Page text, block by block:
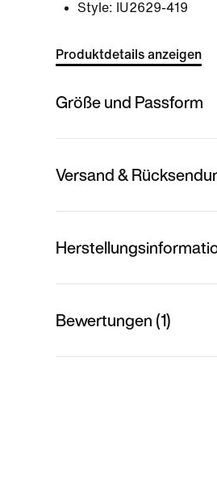
Style: IU2629-419
Produktdetails anzeigen
Größe und Passform
Versand &
Bewertungen (1)